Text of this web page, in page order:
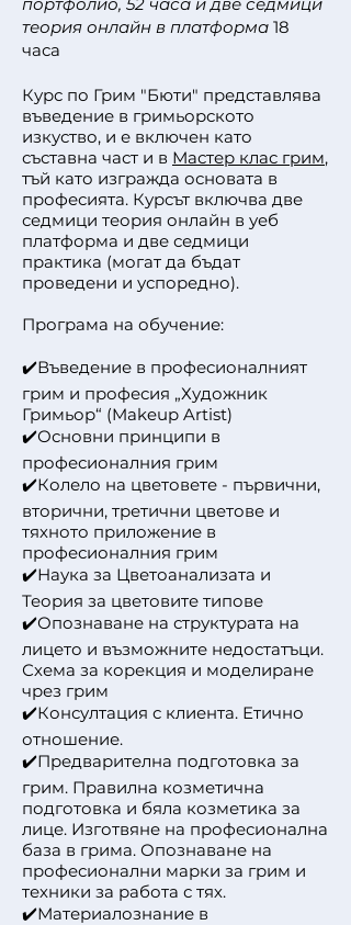
теория онлайн в платформа 18
часа
Курс по Грим "Бюти" представлява
въведение в гримьорското
изкуство, и е включен като
съставна част и в Мастер клас грим,
тъй като изгражда основата в
професията. Курсът включва две
седмици теория онлайн в уеб
платформа и две седмици
практика (могат да бъдат
проведени и успоредно).
Програма на обучение:
✔️Въведение в професионалният
грим и професия „Художник
Гримьор“ (Makeup Artist)
✔️Основни принципи в
професионалния грим
✔️Колело на цветовете - първични,
вторични, третични цветове и
тяхното приложение в
професионалния грим
✔️Наука за Цветоанализата и
Теория за цветовите типове
✔️Опознаване на структурата на
лицето и възможните недостатъци.
Схема за корекция и моделиране
чрез грим
✔️Консултация с клиента. Етично
отношение.
✔️Предварителна подготовка за
грим. Правилна козметична
подготовка и бяла козметика за
лице. Изготвяне на професионална
база в грима. Опознаване на
професионални марки за грим и
техники за работа с тях.
✔️Материалознание в